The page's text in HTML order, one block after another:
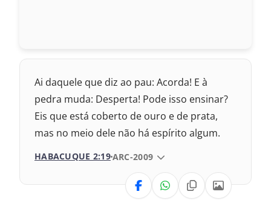
Ai daquele que diz ao pau: Acorda! E à
pedra muda: Desperta! Pode isso ensinar?
Eis que está coberto de ouro e de prata,
mas no meio dele não há espírito algum.
HABACUQUE 2:19 VERSÃO DA BÍBLIA
ARC-2009
VERSÃO